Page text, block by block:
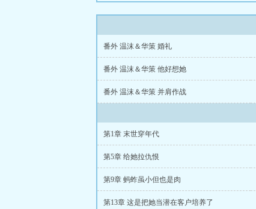
番外 温沫＆华策 婚礼
番外 温沫＆华策 他好想她
番外 温沫＆华策 并肩作战
第1章 末世穿年代
第5章 给她拉仇恨
第9章 蚂蚱虽小但也是肉
第13章 这是把她当潜在客户培养了